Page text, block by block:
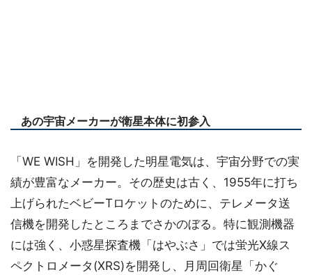
あの宇宙メーカーが衛星本体に初参入
「WE WISH」を開発した明星電気は、宇宙分野での実
績が豊富なメーカー。その歴史は古く、1955年に打ち
上げられたベビーTロケットのために、テレメータ送
信機を開発したところまでさかのぼる。特に観測機器
には強く、小惑星探査機「はやぶさ」では蛍光X線ス
ペクトロメータ(XRS)を開発し、月周回衛星「かぐ